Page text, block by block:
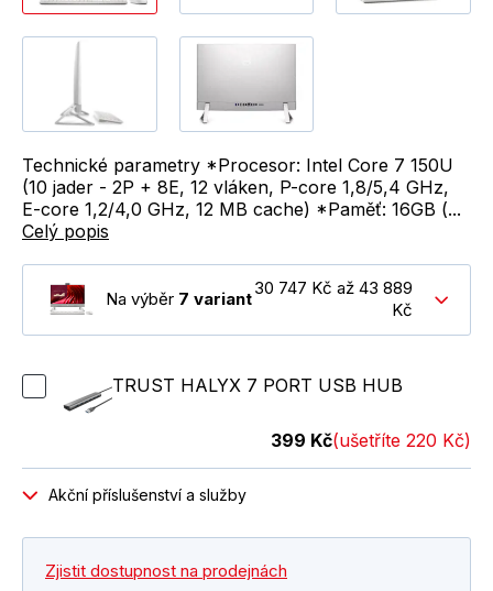
Technické parametry *Procesor: Intel Core 7 150U
(10 jader - 2P + 8E, 12 vláken, P-core 1,8/5,4 GHz,
E-core 1,2/4,0 GHz, 12 MB cache) *Paměť: 16GB (...
Celý popis
Na výběr 7 variant
30 747 Kč až 43 889
Kč
TRUST HALYX 7 PORT USB HUB
399 Kč(ušetříte 220 Kč)
Akční příslušenství a služby
Zjistit dostupnost na prodejnách